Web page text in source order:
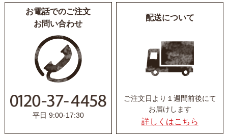
お電話でのご注文
お問い合わせ
平日 9:00-17:30
配送について
ご注文日より１週間前後にて
お届けします
詳しくはこちら